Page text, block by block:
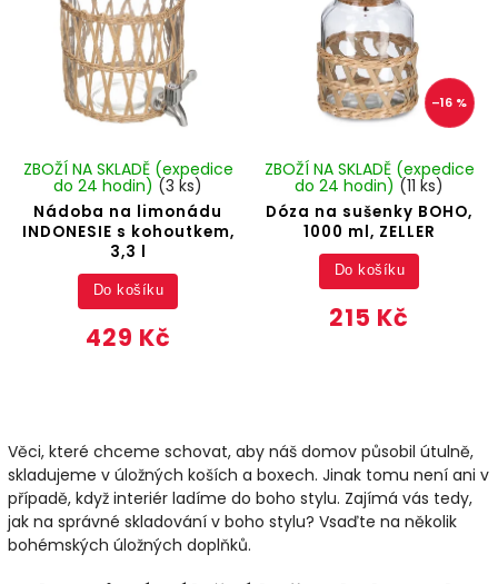
Nádoba na limonádu
INDONESIE s kohoutkem,
3,3 l
ZBOŽÍ NA SKLADĚ (expedice
do 24 hodin) (3 ks)
429 Kč
Do košíku
–16 %
Dóza na sušenky BOHO,
1000 ml, ZELLER
ZBOŽÍ NA SKLADĚ (expedice
do 24 hodin) (11 ks)
215 Kč
Do košíku
Věci, které chceme schovat, aby náš domov působil útulně,
skladujeme v úložných koších a boxech. Jinak tomu není ani v
případě, když interiér ladíme do boho stylu. Zajímá vás tedy,
jak na správné skladování v boho stylu? Vsaďte na několik
bohémských úložných doplňků.